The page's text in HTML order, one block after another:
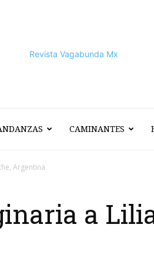
Vagabunda
CAMINANTES
Argentina
a